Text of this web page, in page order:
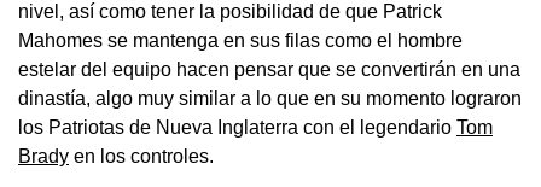
nivel, así como tener la posibilidad de que Patrick
Mahomes se mantenga en sus filas como el hombre
estelar del equipo hacen pensar que se convertirán en una
dinastía, algo muy similar a lo que en su momento lograron
los Patriotas de Nueva Inglaterra con el legendario Tom
Brady en los controles.